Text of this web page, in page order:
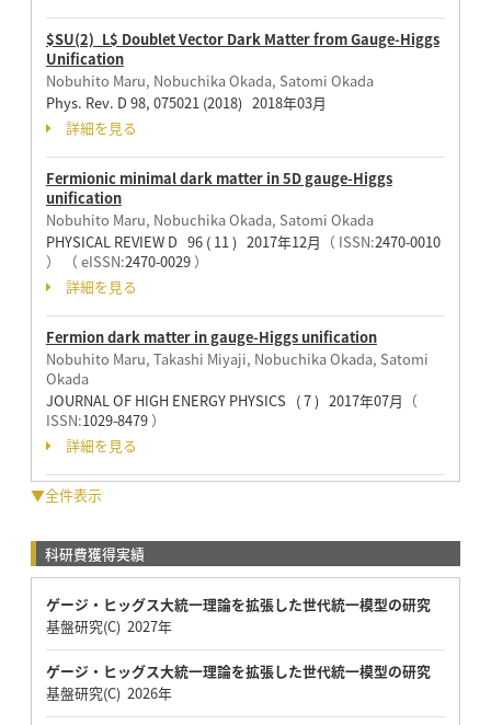
$SU(2)_L$ Doublet Vector Dark Matter from Gauge-Higgs
Unification
Nobuhito Maru, Nobuchika Okada, Satomi Okada
Phys. Rev. D 98, 075021 (2018) 2018年03月
詳細を見る
Fermionic minimal dark matter in 5D gauge-Higgs
unification
Nobuhito Maru, Nobuchika Okada, Satomi Okada
PHYSICAL REVIEW D 96 ( 11 ) 2017年12月 （ ISSN:2470-0010
）
（ eISSN:2470-0029）
詳細を見る
Fermion dark matter in gauge-Higgs unification
Nobuhito Maru, Takashi Miyaji, Nobuchika Okada, Satomi
Okada
JOURNAL OF HIGH ENERGY PHYSICS ( 7 ) 2017年07月 （
ISSN:1029-8479）
詳細を見る
▼全件表示
科研費獲得実績
ゲージ・ヒッグス大統一理論を拡張した世代統一模型の研究
基盤研究(C) 2027年
ゲージ・ヒッグス大統一理論を拡張した世代統一模型の研究
基盤研究(C) 2026年